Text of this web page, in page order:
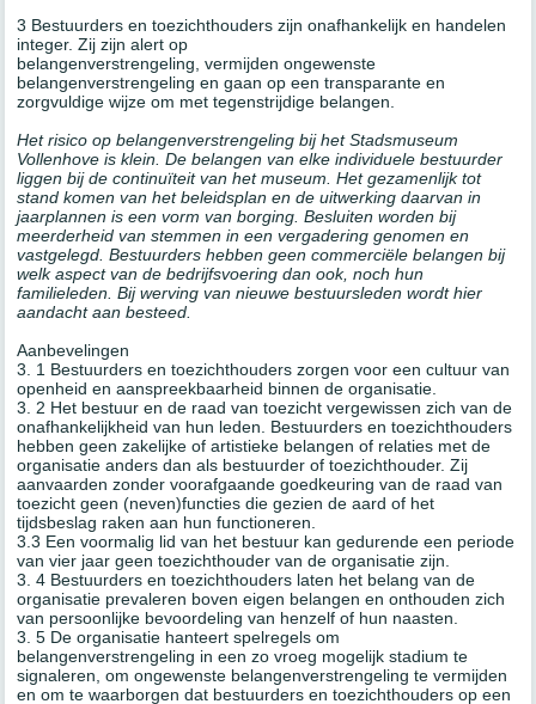
3 Bestuurders en toezichthouders zijn onafhankelijk en handelen
integer. Zij zijn alert op
belangenverstrengeling, vermijden ongewenste
belangenverstrengeling en gaan op een transparante en
zorgvuldige wijze om met tegenstrijdige belangen.
Het risico op belangenverstrengeling bij het Stadsmuseum
Vollenhove is klein. De belangen van elke individuele bestuurder
liggen bij de continuïteit van het museum. Het gezamenlijk tot
stand komen van het beleidsplan en de uitwerking daarvan in
jaarplannen is een vorm van borging. Besluiten worden bij
meerderheid van stemmen in een vergadering genomen en
vastgelegd. Bestuurders hebben geen commerciële belangen bij
welk aspect van de bedrijfsvoering dan ook, noch hun
familieleden. Bij werving van nieuwe bestuursleden wordt hier
aandacht aan besteed.
Aanbevelingen
3. 1 Bestuurders en toezichthouders zorgen voor een cultuur van
openheid en aanspreekbaarheid binnen de organisatie.
3. 2 Het bestuur en de raad van toezicht vergewissen zich van de
onafhankelijkheid van hun leden. Bestuurders en toezichthouders
hebben geen zakelijke of artistieke belangen of relaties met de
organisatie anders dan als bestuurder of toezichthouder. Zij
aanvaarden zonder voorafgaande goedkeuring van de raad van
toezicht geen (neven)functies die gezien de aard of het
tijdsbeslag raken aan hun functioneren.
3.3 Een voormalig lid van het bestuur kan gedurende een periode
van vier jaar geen toezichthouder van de organisatie zijn.
3. 4 Bestuurders en toezichthouders laten het belang van de
organisatie prevaleren boven eigen belangen en onthouden zich
van persoonlijke bevoordeling van henzelf of hun naasten.
3. 5 De organisatie hanteert spelregels om
belangenverstrengeling in een zo vroeg mogelijk stadium te
signaleren, om ongewenste belangenverstrengeling te vermijden
en om te waarborgen dat bestuurders en toezichthouders op een